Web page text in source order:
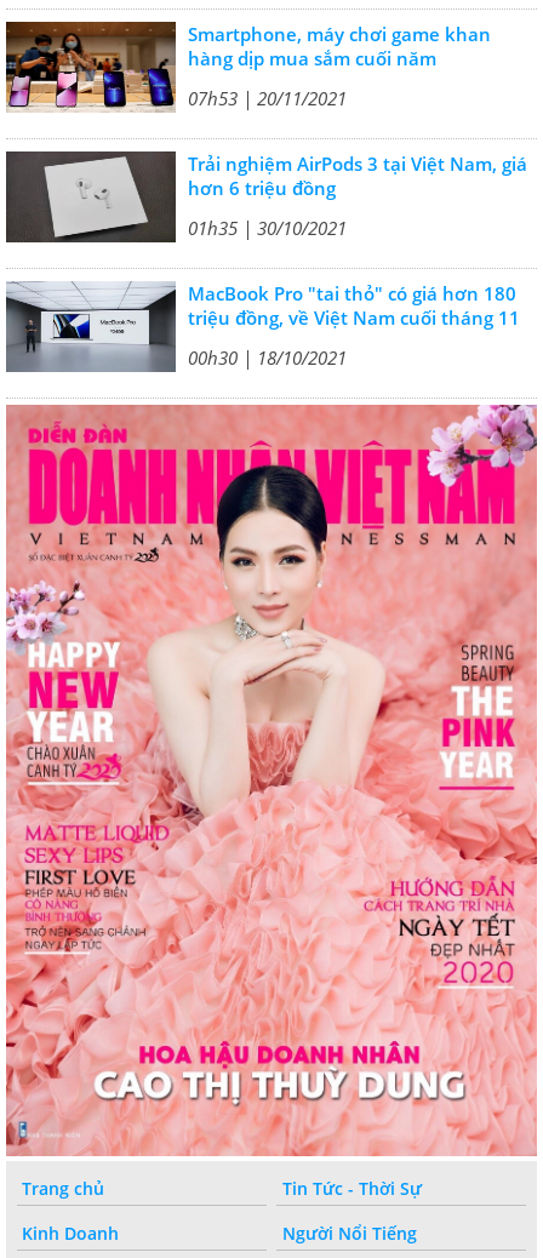
Smartphone, máy chơi game khan
hàng dịp mua sắm cuối năm
07h53 | 20/11/2021
Trải nghiệm AirPods 3 tại Việt Nam, giá
hơn 6 triệu đồng
01h35 | 30/10/2021
MacBook Pro "tai thỏ" có giá hơn 180
triệu đồng, về Việt Nam cuối tháng 11
00h30 | 18/10/2021
Trang chủ
Tin Tức - Thời Sự
Kinh Doanh
Người Nổi Tiếng